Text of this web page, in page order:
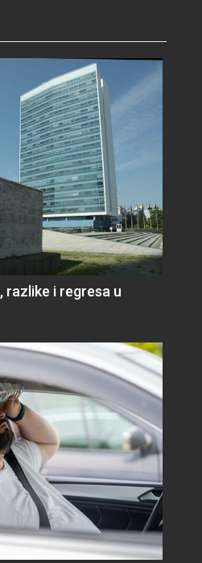
razlike i regresa u